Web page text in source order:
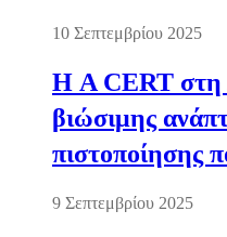
10 Σεπτεμβρίου 2025
Η A CERT στη
βιώσιμης
πιστοποίησης
9 Σεπτεμβρίου 2025